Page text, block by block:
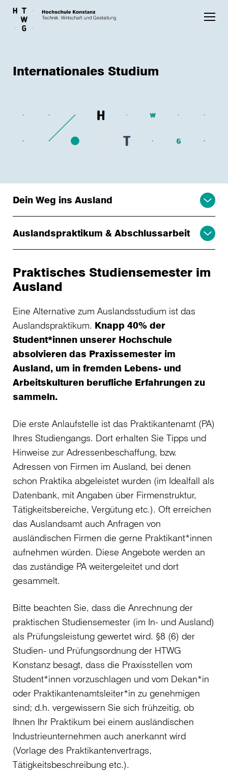
Skip to main content
Internationales Studium
Dein Weg ins Ausland
Auslandspraktikum & Abschlussarbeit
Praktisches Studiensemester im
Ausland
Eine Alternative zum Auslandsstudium ist das
Auslandspraktikum. Knapp 40% der
Student*innen unserer Hochschule
absolvieren das Praxissemester im
Ausland, um in fremden Lebens- und
Arbeitskulturen berufliche Erfahrungen zu
sammeln.
Die erste Anlaufstelle ist das Praktikantenamt (PA)
Ihres Studiengangs. Dort erhalten Sie Tipps und
Hinweise zur Adressenbeschaffung, bzw.
Adressen von Firmen im Ausland, bei denen
schon Praktika abgeleistet wurden (im Idealfall als
Datenbank, mit Angaben über Firmenstruktur,
Tätigkeitsbereiche, Vergütung etc.). Oft erreichen
das Auslandsamt auch Anfragen von
ausländischen Firmen die gerne Praktikant*innen
aufnehmen würden. Diese Angebote werden an
das zuständige PA weitergeleitet und dort
gesammelt.
Bitte beachten Sie, dass die Anrechnung der
praktischen Studiensemester (im In- und Ausland)
als Prüfungsleistung gewertet wird. §8 (6) der
Studien- und Prüfungsordnung der HTWG
Konstanz besagt, dass die Praxisstellen vom
Student*innen vorzuschlagen und vom Dekan*in
oder Praktikantenamtsleiter*in zu genehmigen
sind; d.h. vergewissern Sie sich frühzeitig, ob
Ihnen Ihr Praktikum bei einem ausländischen
Industrieunternehmen auch anerkannt wird
(Vorlage des Praktikantenvertrags,
Tätigkeitsbeschreibung etc.).